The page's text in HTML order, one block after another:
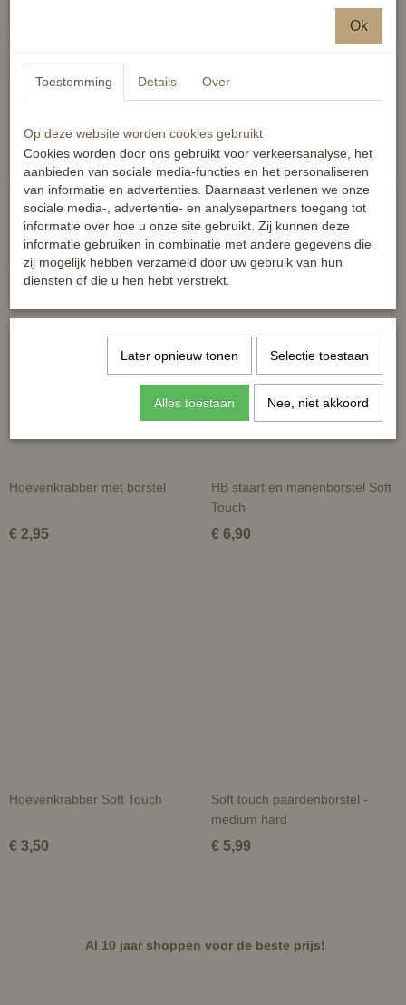
- 25,5 x 21,5 x 39 cm
- Maximaal gewicht van 100 kg
Kleur zwart, roze en oranje
Reacties
Ook interessant
Hoevenkrabber met borstel
€ 2,95
HB staart en manenborstel Soft
Touch
€ 6,90
Hoevenkrabber Soft Touch
€ 3,50
Soft touch paardenborstel -
medium hard
€ 5,99
Al 10 jaar shoppen voor de beste prijs!
Ok
Toestemming Details Over
Op deze website worden cookies gebruikt
Cookies worden door ons gebruikt voor verkeersanalyse, het
aanbieden van sociale media-functies en het personaliseren
van informatie en advertenties. Daarnaast verlenen we onze
sociale media-, advertentie- en analysepartners toegang tot
informatie over hoe u onze site gebruikt. Zij kunnen deze
informatie gebruiken in combinatie met andere gegevens die
zij mogelijk hebben verzameld door uw gebruik van hun
diensten of die u hen hebt verstrekt.
Later opnieuw tonen Selectie toestaan
Alles toestaan Nee, niet akkoord